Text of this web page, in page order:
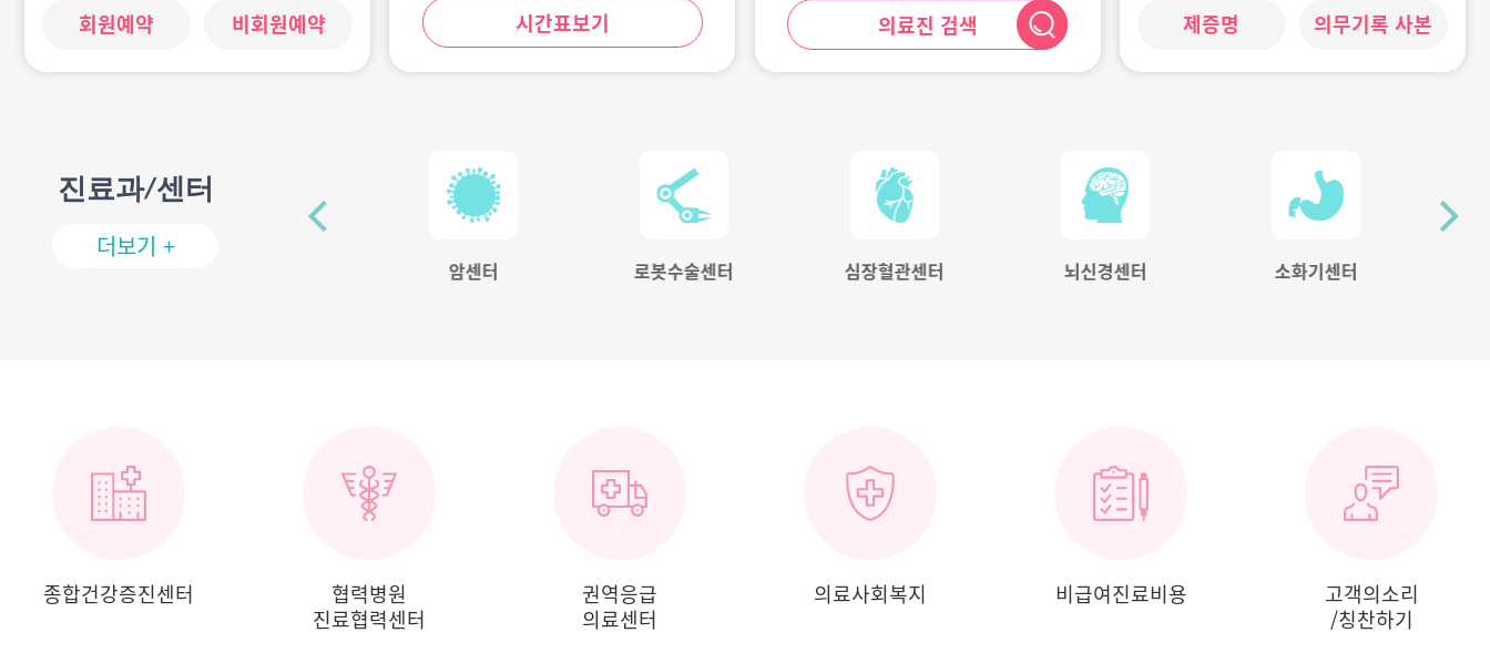
회원예약 비회원예약 시간표보기 의료진 검색 제증명 의무기록 사본
진료과/센터
더보기 +
암센터 로봇수술센터 심장혈관센터 뇌신경센터 소화기센터
종합건강증진센터
협력병원
진료협력센터
권역응급
의료센터
의료사회복지 비급여진료비용
고객의소리
/칭찬하기